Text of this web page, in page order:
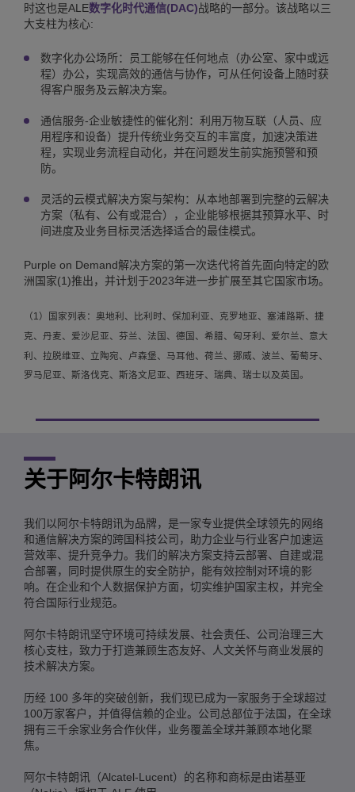
时这也是ALE数字化时代通信(DAC)战略的一部分。该战略以三
大支柱为核心:
数字化办公场所：员工能够在任何地点（办公室、家中或远
程）办公，实现高效的通信与协作，可从任何设备上随时获
得客户服务及云解决方案。
通信服务-企业敏捷性的催化剂：利用万物互联（人员、应
用程序和设备）提升传统业务交互的丰富度，加速决策进
程，实现业务流程自动化，并在问题发生前实施预警和预
防。
灵活的云模式解决方案与架构：从本地部署到完整的云解决
方案（私有、公有或混合），企业能够根据其预算水平、时
间进度及业务目标灵活选择适合的最佳模式。
Purple on Demand解决方案的第一次迭代将首先面向特定的欧
洲国家(1)推出，并计划于2023年进一步扩展至其它国家市场。
（1）国家列表：奥地利、比利时、保加利亚、克罗地亚、塞浦路斯、捷
克、丹麦、爱沙尼亚、芬兰、法国、德国、希腊、匈牙利、爱尔兰、意大
利、拉脱维亚、立陶宛、卢森堡、马耳他、荷兰、挪威、波兰、葡萄牙、
罗马尼亚、斯洛伐克、斯洛文尼亚、西班牙、瑞典、瑞士以及英国。
关于阿尔卡特朗讯
我们以阿尔卡特朗讯为品牌，是一家专业提供全球领先的网络
和通信解决方案的跨国科技公司，助力企业与行业客户加速运
营效率、提升竞争力。我们的解决方案支持云部署、自建或混
合部署，同时提供原生的安全防护，能有效控制对环境的影
响。在企业和个人数据保护方面，切实维护国家主权，并完全
符合国际行业规范。
阿尔卡特朗讯坚守环境可持续发展、社会责任、公司治理三大
核心支柱，致力于打造兼顾生态友好、人文关怀与商业发展的
技术解决方案。
历经 100 多年的突破创新，我们现已成为一家服务于全球超过
100万家客户，并值得信赖的企业。公司总部位于法国，在全球
拥有三千余家业务合作伙伴，业务覆盖全球并兼顾本地化聚
焦。
阿尔卡特朗讯（Alcatel-Lucent）的名称和商标是由诺基亚